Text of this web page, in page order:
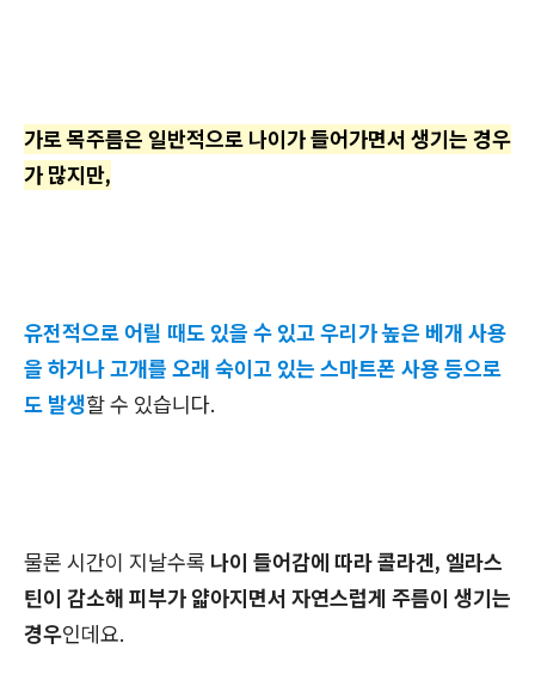
가로 목주름은 일반적으로 나이가 들어가면서 생기는 경우
가 많지만,
유전적으로 어릴 때도 있을 수 있고 우리가 높은 베개 사용
을 하거나 고개를 오래 숙이고 있는 스마트폰 사용 등으로
도 발생할 수 있습니다.
물론 시간이 지날수록 나이 들어감에 따라 콜라겐, 엘라스
틴이 감소해 피부가 얇아지면서 자연스럽게 주름이 생기는
경우인데요.